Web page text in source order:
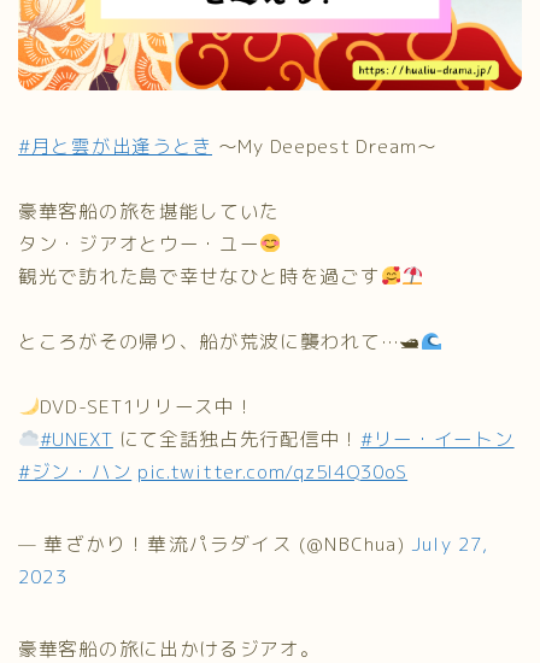
#月と雲が出逢うとき 〜My Deepest Dream〜
豪華客船の旅を堪能していた
タン・ジアオとウー・ユー
観光で訪れた島で幸せなひと時を過ごす
ところがその帰り、船が荒波に襲われて…🛥
DVD-SET1リリース中！
#UNEXT にて全話独占先行配信中！ #リー・イートン
#ジン・ハン pic.twitter.com/qz5l4Q30oS
— 華ざかり！華流パラダイス (@NBChua) July 27,
2023
豪華客船の旅に出かけるジアオ。